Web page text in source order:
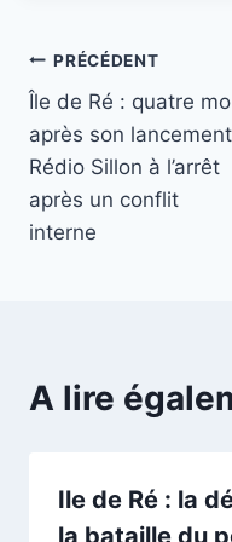
Navigation
de
l’article
PRÉCÉDENT
Île de Ré : quatre
après son
Rédio Sillon à l’arrêt
après un conflit
interne
A lire
Ile de Ré : la
la bataille du